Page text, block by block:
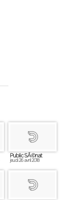
Public SÃ©nat
jeudi 26 avril 2018